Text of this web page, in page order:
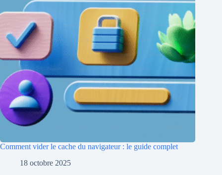
Comment vider le cache du navigateur : le guide complet
18 octobre 2025